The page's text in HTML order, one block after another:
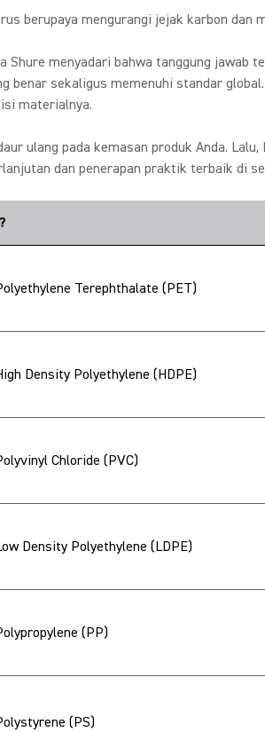
berupaya mengurangi jejak karbon
Shure menyadari bahwa tanggung
benar sekaligus memenuhi standar
materialnya.
ulang pada kemasan produk Anda.
dan penerapan praktik terbaik di
Terephthalate (PET)
Density Polyethylene (HDPE)
Chloride (PVC)
Density Polyethylene (LDPE)
(PP)
(PS)